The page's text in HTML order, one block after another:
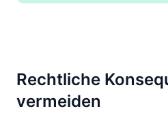
Rechtliche
vermeiden